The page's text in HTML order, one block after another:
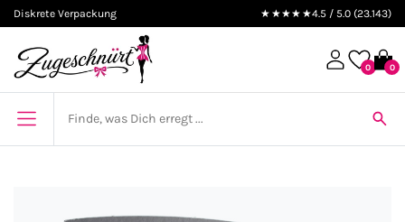
Diskrete Verpackung ★★★★★4.5 / 5.0 (23.143)
0 0